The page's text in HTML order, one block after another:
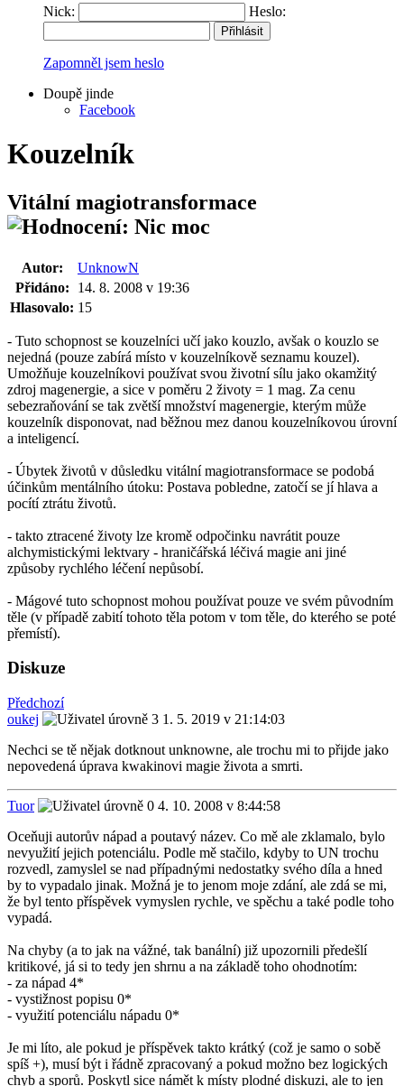
Nick: Heslo:
Zapomněl jsem heslo
Doupě jinde
Facebook
Kouzelník
Vitální magiotransformace
Autor:
UnknowN
Přidáno:
14. 8. 2008 v 19:36
Hlasovalo: 15
- Tuto schopnost se kouzelníci učí jako kouzlo, avšak o kouzlo se
nejedná (pouze zabírá místo v kouzelníkově seznamu kouzel).
Umožňuje kouzelníkovi používat svou životní sílu jako okamžitý
zdroj magenergie, a sice v poměru 2 životy = 1 mag. Za cenu
sebezraňování se tak zvětší množství magenergie, kterým může
kouzelník disponovat, nad běžnou mez danou kouzelníkovou úrovní
a inteligencí.
- Úbytek životů v důsledku vitální magiotransformace se podobá
účinkům mentálního útoku: Postava pobledne, zatočí se jí hlava a
pocítí ztrátu životů.
- takto ztracené životy lze kromě odpočinku navrátit pouze
alchymistickými lektvary - hraničářská léčivá magie ani jiné
způsoby rychlého léčení nepůsobí.
- Mágové tuto schopnost mohou používat pouze ve svém původním
těle (v případě zabití tohoto těla potom v tom těle, do kterého se poté
přemístí).
Diskuze
Předchozí
oukej
1. 5. 2019 v 21:14:03
Nechci se tě nějak dotknout unknowne, ale trochu mi to přijde jako
nepovedená úprava kwakinovi magie života a smrti.
Tuor
4. 10. 2008 v 8:44:58
Oceňuji autorův nápad a poutavý název. Co mě ale zklamalo, bylo
nevyužití jejich potenciálu. Podle mě stačilo, kdyby to UN trochu
rozvedl, zamyslel se nad případnými nedostatky svého díla a hned
by to vypadalo jinak. Možná je to jenom moje zdání, ale zdá se mi,
že byl tento příspěvek vymyslen rychle, ve spěchu a také podle toho
vypadá.
Na chyby (a to jak na vážné, tak banální) již upozornili předešlí
kritikové, já si to tedy jen shrnu a na základě toho ohodnotím:
- za nápad 4*
- vystižnost popisu 0*
- využití potenciálu nápadu 0*
Je mi líto, ale pokud je příspěvek takto krátký (což je samo o sobě
spíš +), musí být i řádně zpracovaný a pokud možno bez logických
chyb a sporů. Poskytl sice námět k místy plodné diskuzi, ale to jen